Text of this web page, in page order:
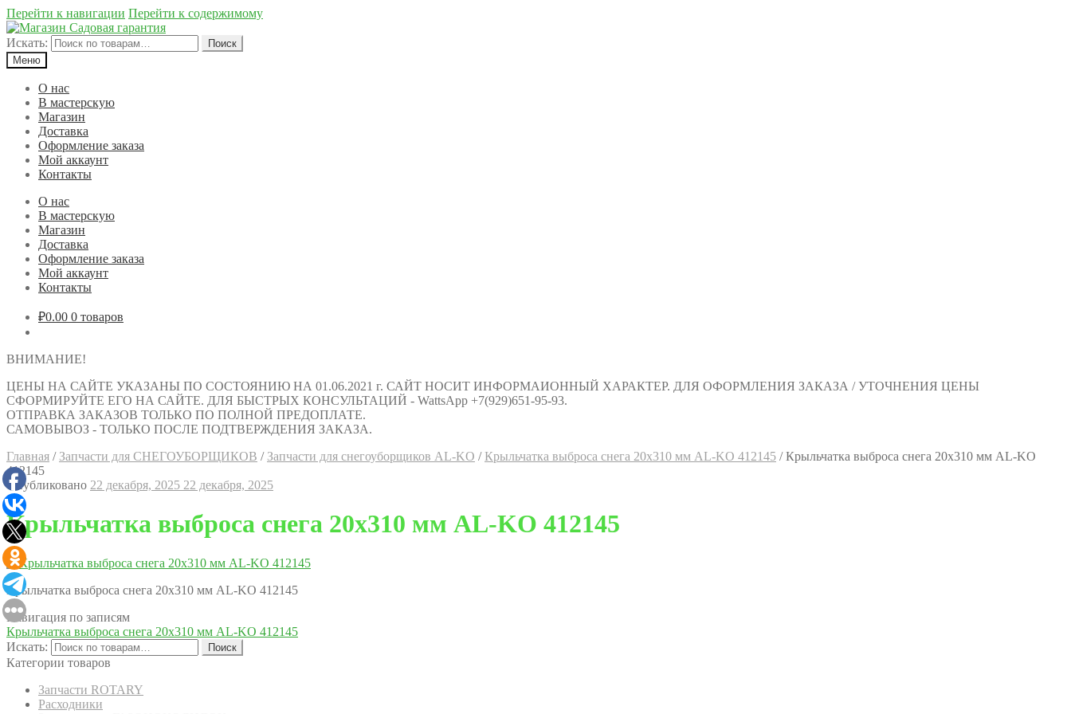
Перейти к навигации Перейти к содержимому
Искать:
Поиск
Меню
О нас
В мастерскую
Магазин
Доставка
Оформление заказа
Мой аккаунт
Контакты
О нас
В мастерскую
Магазин
Доставка
Оформление заказа
Мой аккаунт
Контакты
₽0.00 0 товаров
ВНИМАНИЕ!
ЦЕНЫ НА САЙТЕ УКАЗАНЫ ПО СОСТОЯНИЮ НА 01.06.2021 г. САЙТ НОСИТ ИНФОРМАИОННЫЙ ХАРАКТЕР. ДЛЯ ОФОРМЛЕНИЯ ЗАКАЗА / УТОЧНЕНИЯ ЦЕНЫ
СФОРМИРУЙТЕ ЕГО НА САЙТЕ. ДЛЯ БЫСТРЫХ КОНСУЛЬТАЦИЙ - WattsApp +7(929)651-95-93.
ОТПРАВКА ЗАКАЗОВ ТОЛЬКО ПО ПОЛНОЙ ПРЕДОПЛАТЕ.
САМОВЫВОЗ - ТОЛЬКО ПОСЛЕ ПОДТВЕРЖДЕНИЯ ЗАКАЗА.
Главная / Запчасти для СНЕГОУБОРЩИКОВ / Запчасти для снегоуборщиков AL-KO / Крыльчатка выброса снега 20х310 мм AL-KO 412145 /Крыльчатка выброса снега 20х310 мм AL-KO
412145
Опубликовано 22 декабря, 2025 22 декабря, 2025
Крыльчатка выброса снега 20х310 мм AL-KO 412145
Крыльчатка выброса снега 20х310 мм AL-KO 412145
Навигация по записям
Крыльчатка выброса снега 20х310 мм AL-KO 412145
Искать:
Поиск
Категории товаров
Запчасти ROTARY
Расходники